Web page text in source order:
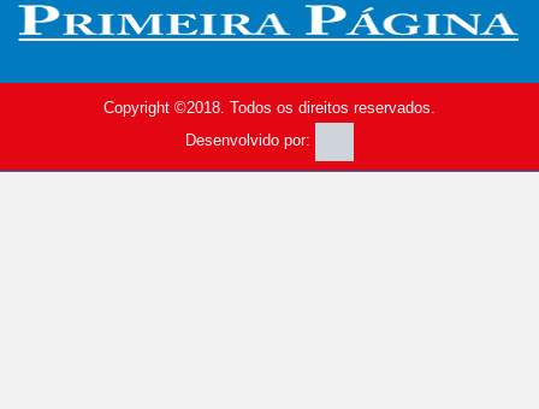
Copyright ©2018. Todos os direitos reservados.
Desenvolvido por: